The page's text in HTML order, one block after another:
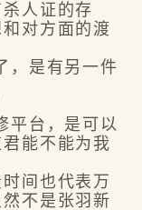
人证的存
对方面的渡
是有另一件
台，是可以
能不能为我
间也代表万
不是张羽新